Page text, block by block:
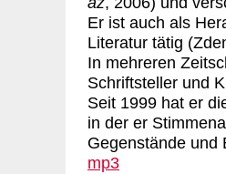
Er ist auch als
Literatur tätig
In mehreren
Schriftsteller und
Seit 1999 hat er
in der er
Gegenstände
mp3